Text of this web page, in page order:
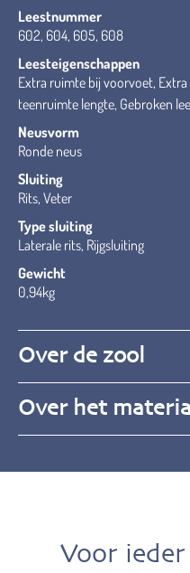
Leestnummer
602, 604, 605, 608
Leesteigenschappen
Extra ruimte bij voorvoet,
teenruimte lengte, Gebroken
Neusvorm
Ronde neus
Sluiting
Rits, Veter
Type sluiting
Laterale rits, Rijgsluiting
Gewicht
0,94kg
Over de zool
Over het
Voor